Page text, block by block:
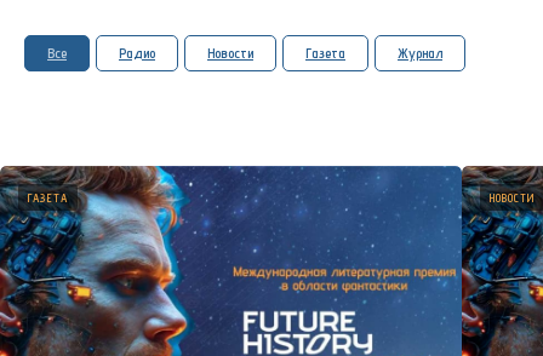
Все Радио Новости Газета Журнал
ГАЗЕТА НОВОСТИ